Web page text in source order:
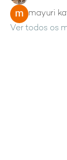
mayuri
Ver todos os